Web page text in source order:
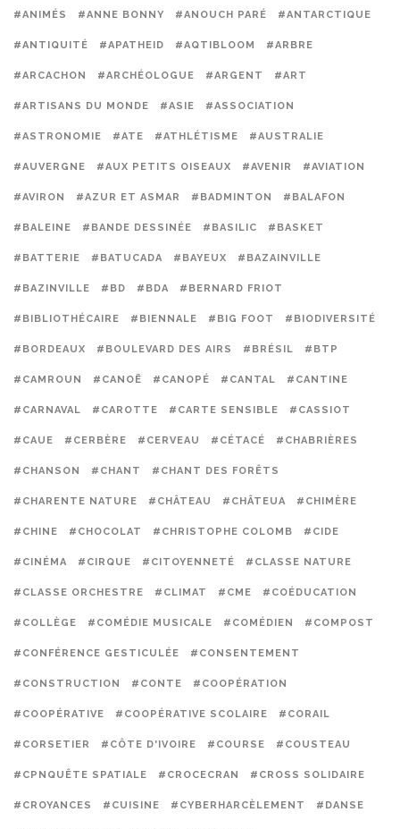
#ANIMÉS #ANNE BONNY #ANOUCH PARÉ #ANTARCTIQUE
#ANTIQUITÉ #APATHEID #AQTIBLOOM #ARBRE
#ARCACHON #ARCHÉOLOGUE #ARGENT #ART
#ARTISANS DU MONDE #ASIE #ASSOCIATION
#ASTRONOMIE #ATE #ATHLÉTISME #AUSTRALIE
#AUVERGNE #AUX PETITS OISEAUX #AVENIR #AVIATION
#AVIRON #AZUR ET ASMAR #BADMINTON #BALAFON
#BALEINE #BANDE DESSINÉE #BASILIC #BASKET
#BATTERIE #BATUCADA #BAYEUX #BAZAINVILLE
#BAZINVILLE #BD #BDA #BERNARD FRIOT
#BIBLIOTHÉCAIRE #BIENNALE #BIG FOOT #BIODIVERSITÉ
#BORDEAUX #BOULEVARD DES AIRS #BRÉSIL #BTP
#CAMROUN #CANOË #CANOPÉ #CANTAL #CANTINE
#CARNAVAL #CAROTTE #CARTE SENSIBLE #CASSIOT
#CAUE #CERBÈRE #CERVEAU #CÉTACÉ #CHABRIÈRES
#CHANSON #CHANT #CHANT DES FORÊTS
#CHARENTE NATURE #CHÂTEAU #CHÂTEUA #CHIMÈRE
#CHINE #CHOCOLAT #CHRISTOPHE COLOMB #CIDE
#CINÉMA #CIRQUE #CITOYENNETÉ #CLASSE NATURE
#CLASSE ORCHESTRE #CLIMAT #CME #COÉDUCATION
#COLLÈGE #COMÉDIE MUSICALE #COMÉDIEN #COMPOST
#CONFÉRENCE GESTICULÉE #CONSENTEMENT
#CONSTRUCTION #CONTE #COOPÉRATION
#COOPÉRATIVE #COOPÉRATIVE SCOLAIRE #CORAIL
#CORSETIER #CÔTE D'IVOIRE #COURSE #COUSTEAU
#CPNQUÊTE SPATIALE #CROCECRAN #CROSS SOLIDAIRE
#CROYANCES #CUISINE #CYBERHARCÈLEMENT #DANSE